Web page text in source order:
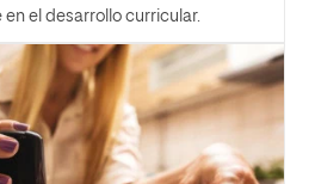
el desarrollo curricular.